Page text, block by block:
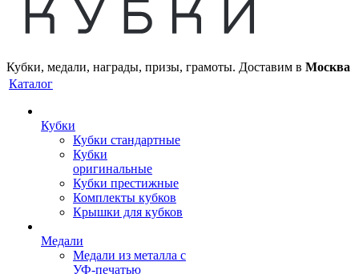
Кубки, медали, награды, призы, грамоты. Доставим в Москва
Каталог
Кубки
Кубки стандартные
Кубки
оригинальные
Кубки престижные
Комплекты кубков
Крышки для кубков
Медали
Медали из металла с
УФ-печатью